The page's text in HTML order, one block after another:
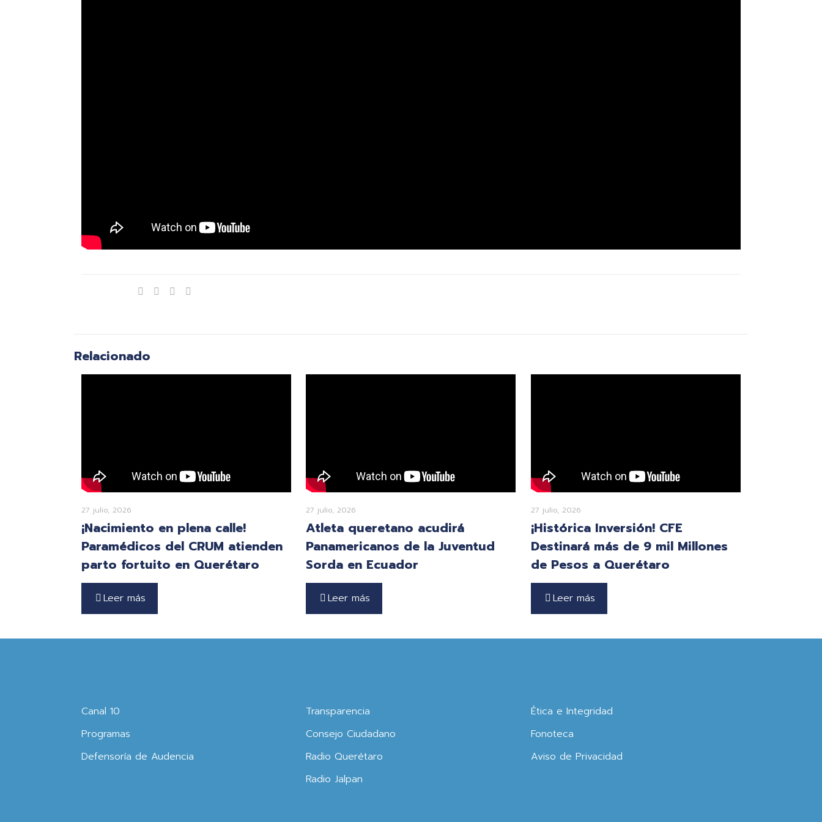
Relacionado
27 julio, 2026
¡Nacimiento en plena calle!
Paramédicos del CRUM atienden
parto fortuito en Querétaro
Leer más
27 julio, 2026
Atleta queretano acudirá
Panamericanos de la Juventud
Sorda en Ecuador
Leer más
27 julio, 2026
¡Histórica Inversión! CFE
Destinará más de 9 mil Millones
de Pesos a Querétaro
Leer más
Canal 10
Programas
Defensoría de Audencia
Transparencia
Consejo Ciudadano
Radio Querétaro
Radio Jalpan
Ética e Integridad
Fonoteca
Aviso de Privacidad